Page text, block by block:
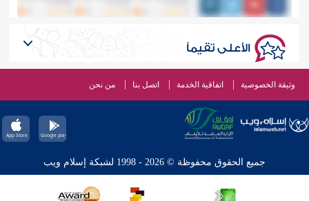
الأعلى تقيماً
وثيقة الخصوصية اتفاقية الخدمة اتصل بنا من نحن
جميع الحقوق محفوظة © 2026 - 1998 لشبكة إسلام ويب